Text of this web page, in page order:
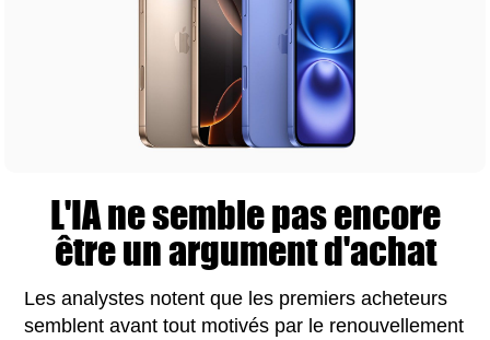
L'IA ne semble pas encore
être un argument d'achat
Les analystes notent que les premiers acheteurs
semblent avant tout motivés par le renouvellement